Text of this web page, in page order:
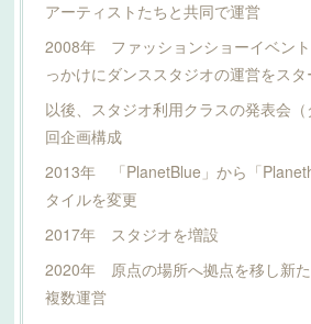
アーティストたちと共同で運営
2008年 ファッションショーイベン
っかけにダンススタジオの運営をスタ
以後、スタジオ利用クラスの発表会
回企画構成
2013年 「PlanetBlue」から「
タイルを変更
2017年 スタジオを増設
2020年 原点の場所へ拠点を移し新
複数運営